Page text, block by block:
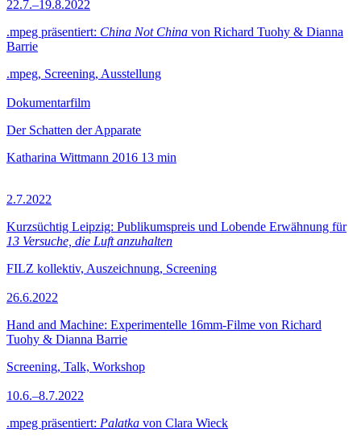
22.7.–19.8.2022
.mpeg präsentiert: China Not China von Richard Tuohy & Dianna
Barrie
.mpeg, Screening, Ausstellung
Dokumentarfilm
Der Schatten der Apparate
Katharina Wittmann 2016 13 min
2.7.2022
Kurzsüchtig Leipzig: Publikumspreis und Lobende Erwähnung für
13 Versuche, die Luft anzuhalten
FILZ kollektiv, Auszeichnung, Screening
26.6.2022
Hand and Machine: Experimentelle 16mm-Filme von Richard
Tuohy & Dianna Barrie
Screening, Talk, Workshop
10.6.–8.7.2022
.mpeg präsentiert: Palatka von Clara Wieck